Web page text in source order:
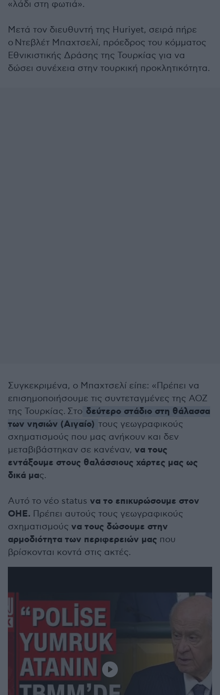
«λάδι στη φωτιά».
Μετά τον διευθυντή της Huriyet, σειρά πήρε
ο Ντεβλέτ Μπαχτσελί, πρόεδρος του κόμματος
Εθνικιστικής Δράσης της Τουρκίας για να
δώσει συνέχεια στην τουρκική προκλητικότητα.
Συγκεκριμένα, ο Μπαχτσελί είπε: «Πρέπει να
επισημοποιήσουμε τις συντεταγμένες της ΑΟΖ
της Τουρκίας. Στο δεύτερο στάδιο στη θάλασσα
των νησιών (Αιγαίο) τους γεωγραφικούς
σχηματισμούς που μας ανήκουν και δεν
μεταβιβάστηκαν σε κανέναν, να τους
εντάξουμε στους θαλάσσιους χάρτες μας ως
δικά μας.
Αυτό το νέο status να το επικυρώσουμε στον
ΟΗΕ. Πρέπει αυτούς τους γεωγραφικούς
σχηματισμούς να τους δώσουμε στην
αρμοδιότητα των περιφερειών μας που
βρίσκονται κοντά στις ακτές.